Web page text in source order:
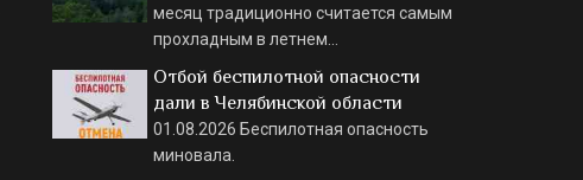
месяц традиционно считается самым
прохладным в летнем…
Отбой беспилотной опасности
дали в Челябинской области
01.08.2026 Беспилотная опасность
миновала.